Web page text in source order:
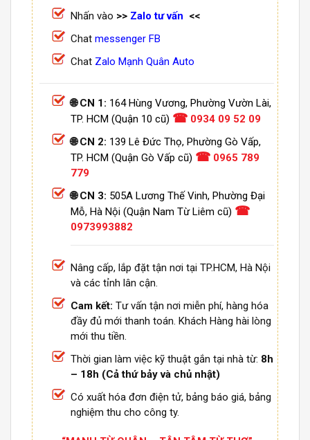
Nhấn vào >> Zalo tư vấn <<
Chat messenger FB
Chat Zalo Mạnh Quân Auto
🌐 CN 1: 164 Hùng Vương, Phường Vườn Lài,
TP. HCM (Quận 10 cũ) ☎ 0934 09 52 09
🌐 CN 2: 139 Lê Đức Thọ, Phường Gò Vấp,
TP. HCM (Quận Gò Vấp cũ) ☎ 0965 789
779
🌐 CN 3: 505A Lương Thế Vinh, Phường Đại
Mỗ, Hà Nội (Quận Nam Từ Liêm cũ) ☎
0973993882
Nâng cấp, lắp đặt tận nơi tại TP.HCM, Hà Nội
và các tỉnh lân cận.
Cam kết: Tư vấn tận nơi miễn phí, hàng hóa
đầy đủ mới thanh toán. Khách Hàng hài lòng
mới thu tiền.
Thời gian làm việc kỹ thuật gắn tại nhà từ: 8h
– 18h (Cả thứ bảy và chủ nhật)
Có xuất hóa đơn điện tử, bảng báo giá, bảng
nghiệm thu cho công ty.